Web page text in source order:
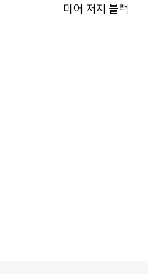
미어 저지 블랙